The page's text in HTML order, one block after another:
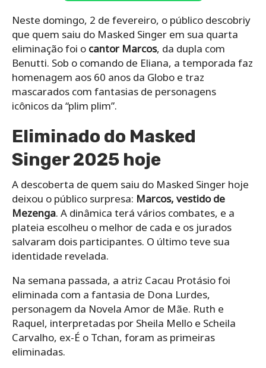
Neste domingo, 2 de fevereiro, o público descobriy
que quem saiu do Masked Singer em sua quarta
eliminação foi o cantor Marcos, da dupla com
Benutti. Sob o comando de Eliana, a temporada faz
homenagem aos 60 anos da Globo e traz
mascarados com fantasias de personagens
icônicos da “plim plim”.
Eliminado do Masked
Singer 2025 hoje
A descoberta de quem saiu do Masked Singer hoje
deixou o público surpresa: Marcos, vestido de
Mezenga. A dinâmica terá vários combates, e a
plateia escolheu o melhor de cada e os jurados
salvaram dois participantes. O último teve sua
identidade revelada.
Na semana passada, a atriz Cacau Protásio foi
eliminada com a fantasia de Dona Lurdes,
personagem da Novela Amor de Mãe. Ruth e
Raquel, interpretadas por Sheila Mello e Scheila
Carvalho, ex-É o Tchan, foram as primeiras
eliminadas.